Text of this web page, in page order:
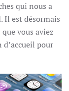
CHEAP
qui nous a
Il est désormais
vous aviez
pour